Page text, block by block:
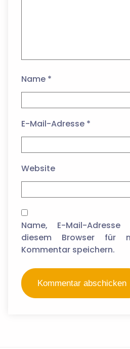
Name *
E-Mail-Adresse *
Website
Name, E-Mail-
diesem Browser für
Kommentar speichern.